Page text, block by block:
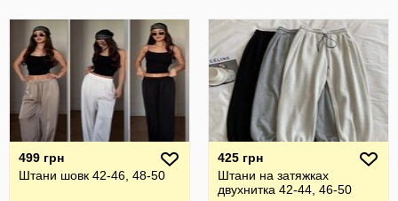
499 грн
Штани шовк 42-46, 48-50
425 грн
Штани на затяжках
двухнитка 42-44, 46-50